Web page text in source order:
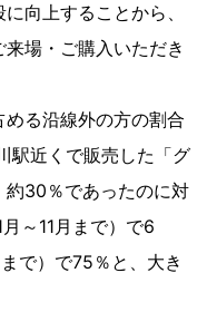
向上することから、
場・ご購入いただき
る沿線外の方の割合
駅近くで販売した「グ
約30％であったのに対
～11月まで）で6
で）で75％と、大き